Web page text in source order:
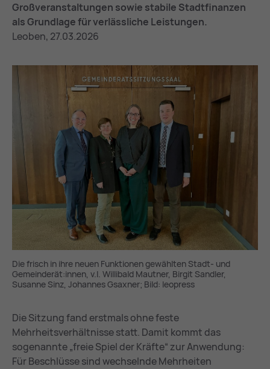
Großveranstaltungen sowie stabile Stadtfinanzen
als Grundlage für verlässliche Leistungen.
Leoben, 27.03.2026
Die frisch in ihre neuen Funktionen gewählten Stadt- und
Gemeinderät:innen, v.l. Willibald Mautner, Birgit Sandler,
Susanne Sinz, Johannes Gsaxner; Bild: leopress
Die Sitzung fand erstmals ohne feste
Mehrheitsverhältnisse statt. Damit kommt das
sogenannte „freie Spiel der Kräfte“ zur Anwendung:
Für Beschlüsse sind wechselnde Mehrheiten